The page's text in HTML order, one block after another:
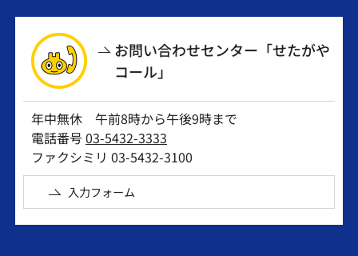
お問い合わせセンター「せたがや
コール」
年中無休 午前8時から午後9時まで
電話番号03-5432-3333
ファクシミリ 03-5432-3100
入力フォーム